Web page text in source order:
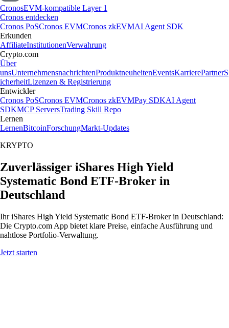
CronosEVM-kompatible Layer 1
Cronos entdecken
Cronos PoSCronos EVMCronos zkEVMAI Agent SDK
Erkunden
AffiliateInstitutionenVerwahrung
Crypto.com
Über
unsUnternehmensnachrichtenProduktneuheitenEventsKarrierePartnerS
icherheitLizenzen & Registrierung
Entwickler
Cronos PoSCronos EVMCronos zkEVMPay SDKAI Agent
SDKMCP ServersTrading Skill Repo
Lernen
LernenBitcoinForschungMarkt-Updates
KRYPTO
Zuverlässiger iShares High Yield
Systematic Bond ETF-Broker in
Deutschland
Ihr iShares High Yield Systematic Bond ETF-Broker in Deutschland:
Die Crypto.com App bietet klare Preise, einfache Ausführung und
nahtlose Portfolio-Verwaltung.
Jetzt starten